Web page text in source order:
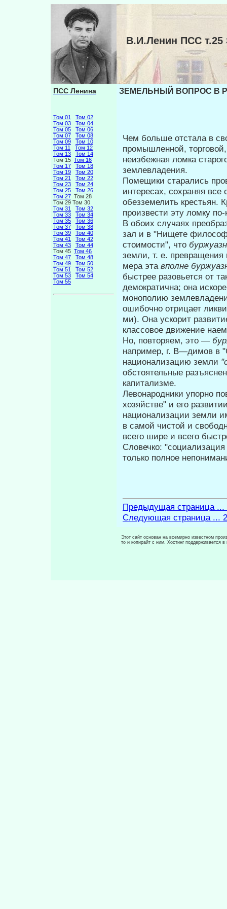
В.И.Ленин ПСС
ПСС Ленина
Том 01
Том 02
Том 03
Том 04
Том 05
Том 06
Том 07
Том 08
Том 09
Том 10
Том 11
Том 12
Том 13
Том 14
Том 15 Том 16
Том 17
Том 18
Том 19
Том 20
Том 21
Том 22
Том 23
Том 24
Том 25
Том 26
Том 27 Том 28
Том 29 Том 30
Том 31
Том 32
Том 33
Том 34
Том 35
Том 36
Том 37
Том 38
Том 39
Том 40
Том 41
Том 42
Том 43
Том 44
Том 45 Том 46
Том 47
Том 48
Том 49
Том 50
Том 51
Том 52
Том 53
Том 54
Том 55
ЗЕМЕЛЬНЫЙ ВОПРОС В
Чем больше отстала в
промышленной,
неизбежная ломка
землевладения.
Помещики старались
интересах, сохраняя все
обезземелить крестьян.
произвести эту ломку
В обоих случаях
зал и в "Нищете
стоимости", что
земли, т. е. превра­щения
мера эта вполне буржу­
быстрее разовьется от
демократична; она
монополию
ошибочно отрицает
ми). Она ускорит
классовое движение
Но, повторяем, это —
напри­мер, г. В—димов в
национализацию земли
обстоятельные
капитализме.
Левонародники упорно
хозяйстве" и его
национализации земли
в самой чистой и
всего шире и всего
Словечко:
только полное
Предыдущая страница ...
Следующая страница ...
Этот сайт основан на всемирно известном
то и копирайт с ним. Хостинг поддерживается